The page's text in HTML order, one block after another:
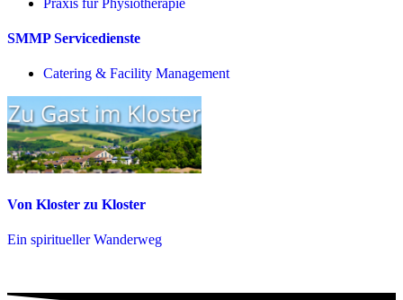
Praxis für Physio­therapie
SMMP Servicedienste
Catering & Facility Management
Von Kloster zu Kloster
Ein spiritueller Wanderweg